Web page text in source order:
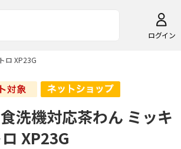
ログイン
ロ XP23G
洗機対応茶わん ミッキ
XP23G